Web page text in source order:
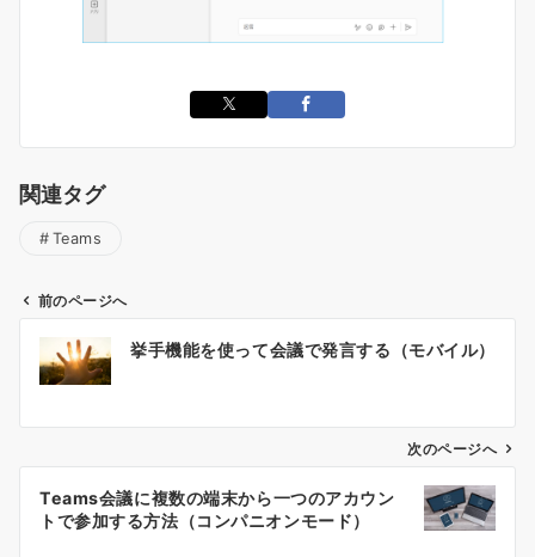
関連タグ
Teams
ビ
前のページへ
挙手機能を使って会議で発言する（モバイル）
次のページへ
Teams会議に複数の端末から一つのアカウン
トで参加する方法（コンパニオンモード）